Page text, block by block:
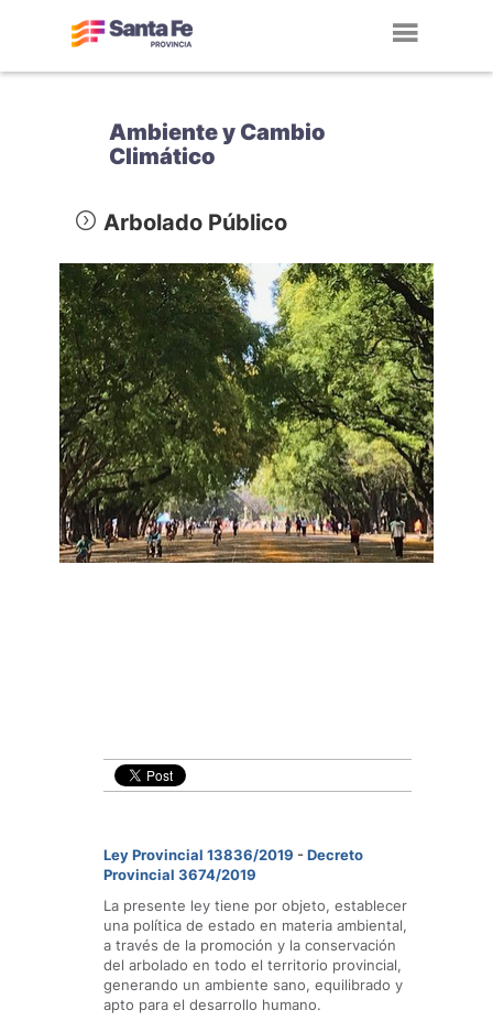
Ambiente y Cambio
Climático
Arbolado Público
Ley Provincial 13836/2019 -Decreto
Provincial 3674/2019
La presente ley tiene por objeto, establecer
una política de estado en materia ambiental,
a través de la promoción y la conservación
del arbolado en todo el territorio provincial,
generando un ambiente sano, equilibrado y
apto para el desarrollo humano.